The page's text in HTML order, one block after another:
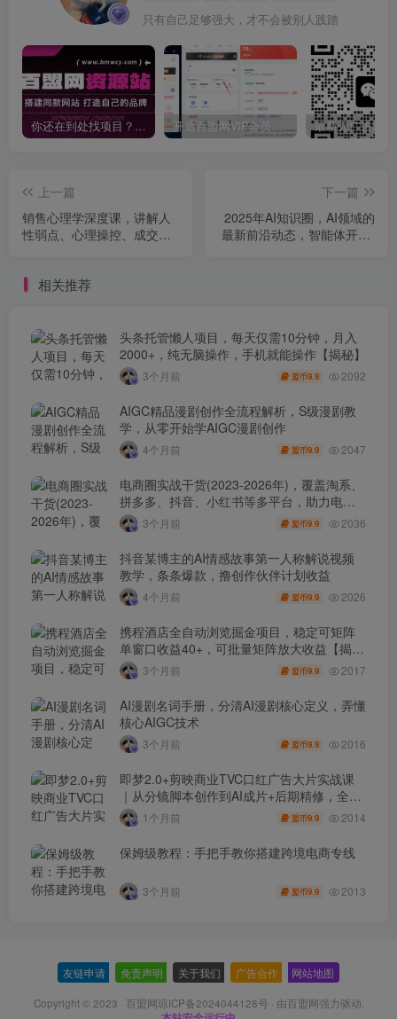
只有自己足够强大，才不会被别人践踏
你还在到处找项目？还在当韭菜？我靠卖项目一个月收入5万+，曾经我也是个失败者。 开通百盟网VIP会员，尊享全站资源免费下载，享70%的推广提成！！【限时五折优惠】
上一篇
销售心理学深度课，讲解人
性弱点、心理操控、成交技
下一篇
2025年AI知识圈，AI领域的
最新前沿动态，智能体开发-
相关推荐
头条托管懒人项目，每天仅需10分钟，月入
2000+，纯无脑操作，手机就能操作【揭秘】
3个月前 盟币9.9 2092
AIGC精品漫剧创作全流程解析，S级漫剧教
学，从零开始学AIGC漫剧创作
4个月前 盟币9.9 2047
电商圈实战干货(2023-2026年)，覆盖淘系、
拼多多、抖音、小红书等多平台，助力电商
人避开坑、提效率、稳盈利(更新4月)
3个月前 盟币9.9 2036
抖音某博主的AI情感故事第一人称解说视频
教学，条条爆款，撸创作伙伴计划收益
4个月前 盟币9.9 2026
携程酒店全自动浏览掘金项目，稳定可矩阵
单窗口收益40+，可批量矩阵放大收益【揭
秘】3个月前 盟币9.9 2017
AI漫剧名词手册，分清AI漫剧核心定义，弄懂
核心AIGC技术
3个月前 盟币9.9 2016
即梦2.0+剪映商业TVC口红广告大片实战课
｜从分镜脚本创作到AI成片+后期精修，全流
程打造品牌级产品广告
1个月前 盟币9.9 2014
保姆级教程：手把手教你搭建跨境电商专线
3个月前 盟币9.9 2013
友链申请 免责声明 关于我们 广告合作 网站地图
Copyright © 2023 · 百盟网琼ICP备2024044128号 · 由百盟网强力驱动.